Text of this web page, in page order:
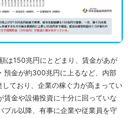
は150兆円にとどまり、賃金があが
預金が約300兆円に上るなど、内部
ており、企業の稼ぐ力が高まってい
賃金や設備投資に十分に回っていな
ブル以降、有事に企業や従業員を守